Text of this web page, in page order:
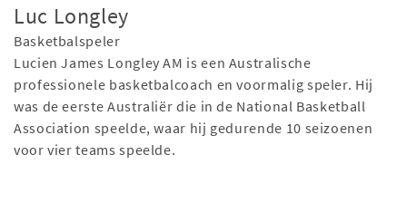
Luc Longley
Basketbalspeler
Lucien James Longley AM is een Australische
professionele basketbalcoach en voormalig speler. Hij
was de eerste Australiër die in de National Basketball
Association speelde, waar hij gedurende 10 seizoenen
voor vier teams speelde.